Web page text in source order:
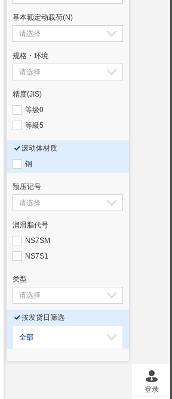
基本额定动载荷(N)
规格・环境
精度(JIS)
等级0
等級5
滚动体材质
钢
预压记号
润滑脂代号
NS7SM
NS7S1
类型
按发货日筛选
全部